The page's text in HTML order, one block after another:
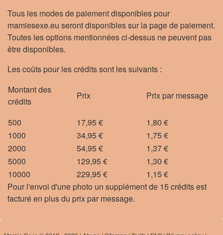
Tous les modes de paiement disponibles pour
mamiesexe.eu seront disponibles sur la page de paiement.
Toutes les options mentionnées ci-dessus ne peuvent pas
être disponibles.
Les coûts pour les crédits sont les suivants :
Montant des
crédits
Prix Prix par message
500 17,95 €
1,80 €
1000
34,95 €
1,75 €
2000
54,95 €
1,37 €
5000
129,95 €
1,30 €
10000
229,95 €
1,15 €
Pour l'envoi d'une photo un supplément de 15 crédits est
facturé en plus du prix par message.